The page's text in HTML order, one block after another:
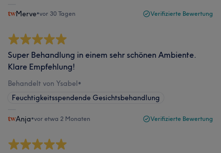
Merve•vor 30 Tagen Verifizierte Bewertung
Super Behandlung in einem sehr schönen Ambiente.
Klare Empfehlung!
Behandelt von Ysabel•
Feuchtigkeitsspendende Gesichtsbehandlung
Anja•vor etwa 2 Monaten Verifizierte Bewertung